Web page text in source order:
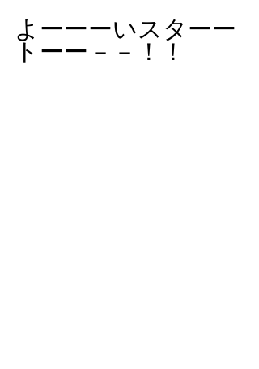
よーーーいスターー
トーー－－！！